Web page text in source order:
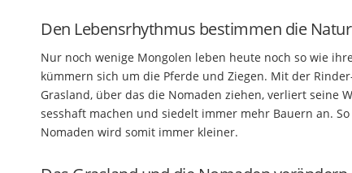
Den Lebensrhythmus bestimmen die
Nur noch wenige Mongolen leben heute noch so wie
kümmern sich um die Pferde und Ziegen. Mit der
Grasland, über das die Nomaden ziehen, verliert seine
sesshaft machen und siedelt immer mehr Bauern an.
Nomaden wird somit immer kleiner.